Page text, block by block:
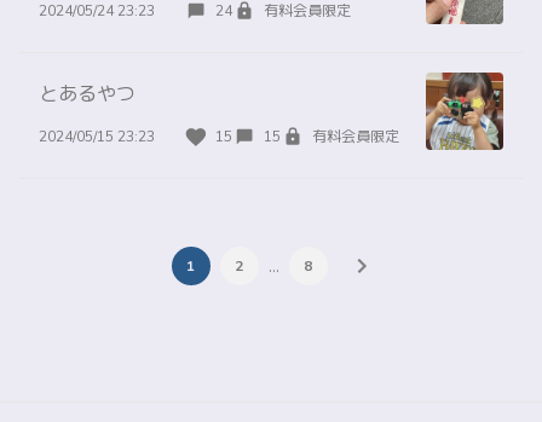
2024/05/24 23:23 24 有料会員限定
とあるやつ
2024/05/15 23:23 15 15 有料会員限定
1 2 … 8